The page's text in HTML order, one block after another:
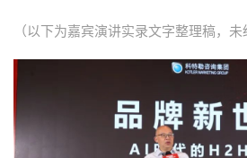
（以下为嘉宾演讲实录文字整理稿，未